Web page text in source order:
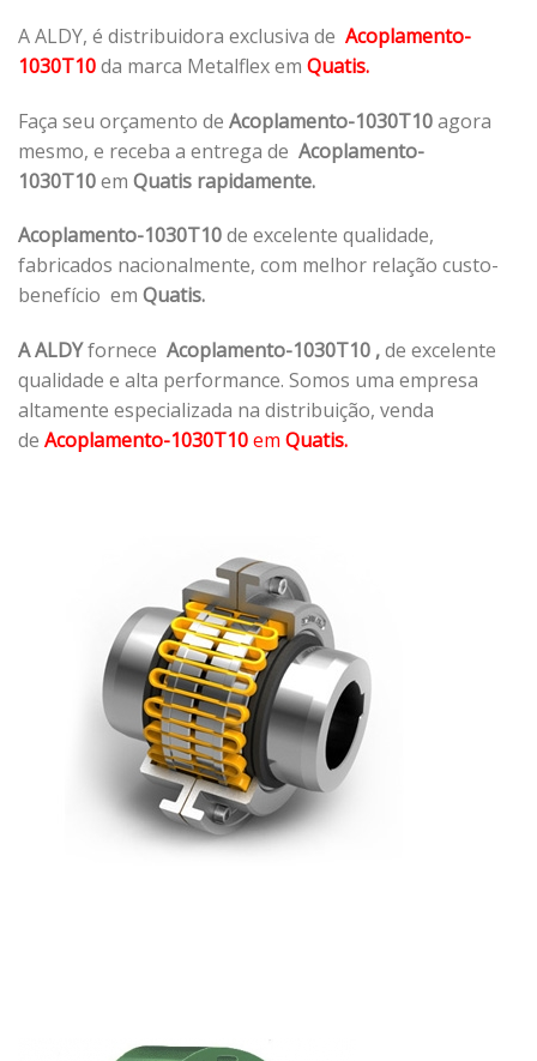
A ALDY, é distribuidora exclusiva de Acoplamento-
1030T10da marca Metalflex em Quatis.
Faça seu orçamento de Acoplamento-1030T10agora
mesmo, e receba a entrega de Acoplamento-
1030T10em Quatis rapidamente.
Acoplamento-1030T10de excelente qualidade,
fabricados nacionalmente, com melhor relação custo-
benefício em Quatis.
A ALDYfornece Acoplamento-1030T10 ,de excelente
qualidade e alta performance. Somos uma empresa
altamente especializada na distribuição, venda
de Acoplamento-1030T10em Quatis.